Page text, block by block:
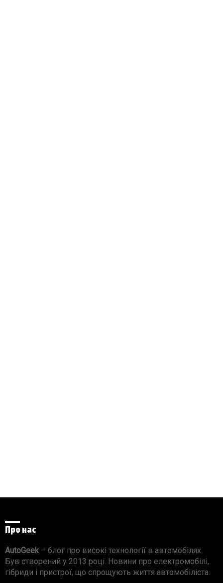
Про нас
AutoGeek – блог про високі технології в автомобілях.
Був створений у 2013 році. Новини про електромобілі,
гібриди і пристрої, що спрощують життя автомобіліста.